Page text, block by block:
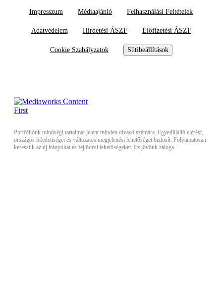
Impresszum Médiaajánló Felhasználási Feltételek
Adatvédelem Hirdetési ÁSZF Előfizetési ÁSZF
Cookie Szabályzatok Sütibeállítások
Portfóliónk minőségi tartalmat jelent minden olvasó számára. Egyedülálló elérést,
országos lefedettséget és változatos megjelenési lehetőséget biztosít. Folyamatosan
keressük az új irányokat és fejlődési lehetőségeket. Ez jövőnk záloga.